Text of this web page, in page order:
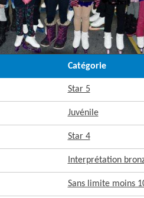
Catégorie
Star 5
Juvénile
Star 4
Interprétation
Sans limite moins